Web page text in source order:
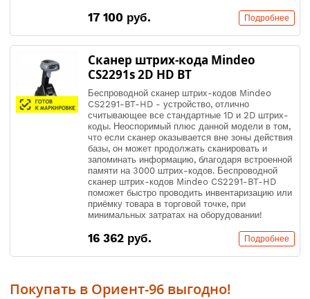
17 100 руб. Подробнее
Сканер штрих-кода Mindeo
CS2291s 2D HD BT
Беспроводной сканер штрих-кодов Mindeo
CS2291-BT-HD - устройство, отлично
считывающее все стандартные 1D и 2D штрих-
коды. Неоспоримый плюс данной модели в том,
что если сканер оказывается вне зоны действия
базы, он может продолжать сканировать и
запоминать информацию, благодаря встроенной
памяти на 3000 штрих-кодов. Беспроводной
сканер штрих-кодов Mindeo CS2291-BT-HD
поможет быстро проводить инвентаризацию или
приёмку товара в торговой точке, при
минимальных затратах на оборудовании!
16 362 руб. Подробнее
Покупать в Ориент-96 выгодно!